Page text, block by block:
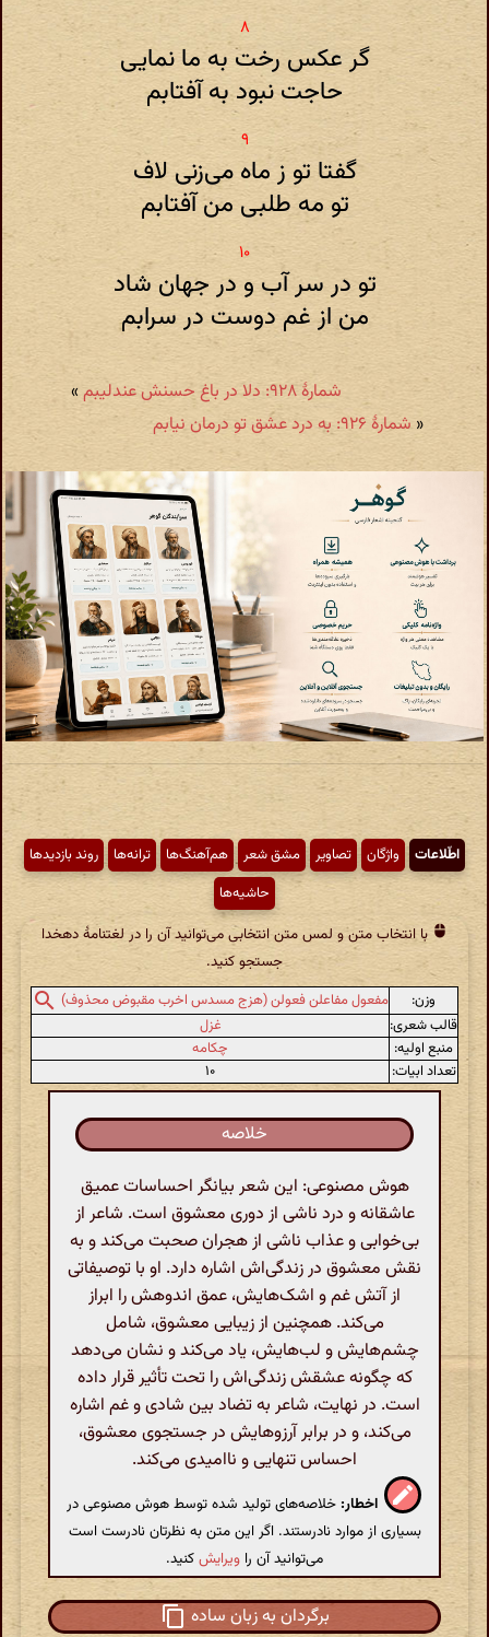
گر عکس رخت به ما نمایی
حاجت نبود به آفتابم
گفتا تو ز ماه می‌زنی لاف
تو مه طلبی من آفتابم
تو در سر آب و در جهان شاد
من از غم دوست در سرابم
شمارهٔ ۹۲۸: دلا در باغ حسنش عندلیبم
»
« شمارهٔ ۹۲۶: به درد عشق تو درمان نیابم
اطّلاعات واژگان تصاویر مشق شعر هم‌آهنگ‌ها ترانه‌ها
روند بازدیدها
حاشیه‌ها
با انتخاب متن و لمس متن انتخابی می‌توانید آن را در لغتنامهٔ دهخدا
جستجو کنید.
وزن:
مفعول مفاعلن فعولن (هزج مسدس اخرب مقبوض محذوف)
قالب شعری:
غزل
منبع اولیه:
چکامه
تعداد ابیات:
۱۰
خلاصه
هوش مصنوعی: این شعر بیانگر احساسات عمیق
عاشقانه و درد ناشی از دوری معشوق است. شاعر از
بی‌خوابی و عذاب ناشی از هجران صحبت می‌کند و به
نقش معشوق در زندگی‌اش اشاره دارد. او با توصیفاتی
از آتش غم و اشک‌هایش، عمق اندوهش را ابراز
می‌کند. همچنین از زیبایی معشوق، شامل
چشم‌هایش و لب‌هایش، یاد می‌کند و نشان می‌دهد
که چگونه عشقش زندگی‌اش را تحت تأثیر قرار داده
است. در نهایت، شاعر به تضاد بین شادی و غم اشاره
می‌کند، و در برابر آرزوهایش در جستجوی معشوق،
احساس تنهایی و ناامیدی می‌کند.
اخطار: خلاصه‌های تولید شده توسط هوش مصنوعی در
بسیاری از موارد نادرستند. اگر این متن به نظرتان نادرست است
می‌توانید آن را ویرایشکنید.
برگردان به زبان ساده